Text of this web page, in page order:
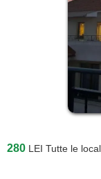
280 LEI Tutte le